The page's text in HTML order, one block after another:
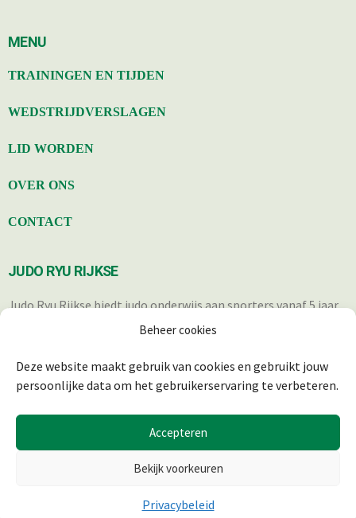
Beheer cookies
Deze website maakt gebruik van cookies en gebruikt jouw
persoonlijke data om het gebruikerservaring te verbeteren.
Accepteren
Bekijk voorkeuren
Privacybeleid
MENU
TRAININGEN EN TIJDEN
WEDSTRIJDVERSLAGEN
LID WORDEN
OVER ONS
CONTACT
JUDO RYU RIJKSE
Judo Ryu Rijkse biedt judo onderwijs aan sporters vanaf 5 jaar.
Iedereen die op een verantwoorde wijze in staat is om deel te
© 2025 JUDO RYU RIJKSE | REALISATIE & ONDERHOUD: